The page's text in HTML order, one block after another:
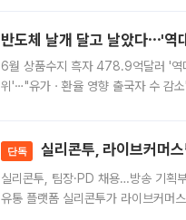
반도체 날개 달고 날았다⋯'
6월 상품수지 흑자 478.9억달러 '역
위'⋯"유가ㆍ환율 영향 출국자 수 감
단독 실리콘투, 라이브커머
실리콘투, 팀장·PD 채용…방송 기획
유통 플랫폼 실리콘투가 라이브커머